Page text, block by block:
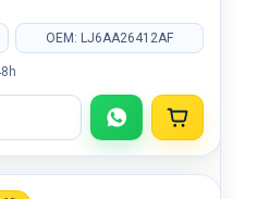
OEM: LJ6AA26412AF